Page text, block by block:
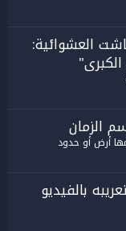
العشوائية:
الزمان
أرض أو حدود